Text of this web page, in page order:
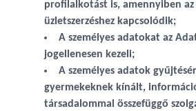
profilalkotást is, amennyiben
üzletszerzéshez kapcsolódik;
A személyes adatokat az
jogellenesen kezeli;
A személyes adatok
gyermekeknek kínált,
társadalommal összefüggő